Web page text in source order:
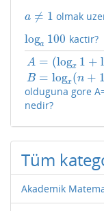
a ≠ 1
a≠1 olmak
loga 100
loga 100 kactir?
A = (logx 1 +
B = logx(n + 1
A= logx1+logx 4 +
olduguna gore
nedir?
Tüm
Akademik